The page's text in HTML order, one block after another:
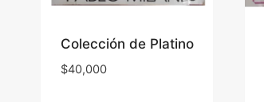
Colección de Platino
$40,000